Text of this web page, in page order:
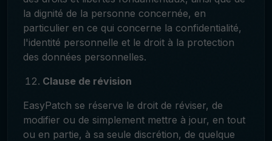
la dignité de la personne concernée, en
particulier en ce qui concerne la confidentialité,
l'identité personnelle et le droit à la protection
des données personnelles.
Clause de révision
EasyPatch se réserve le droit de réviser, de
modifier ou de simplement mettre à jour, en tout
ou en partie, à sa seule discrétion, de quelque